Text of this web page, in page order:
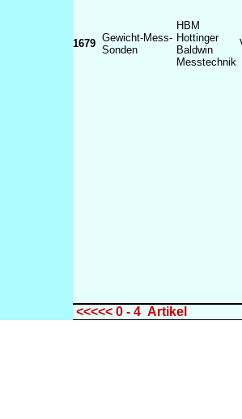
1679 Gewicht-Mess-
Sonden
HBM
Hottinger
Baldwin
Messtechnik
<<<<< 0 - 4 Artikel